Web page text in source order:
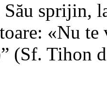
Său sprijin,
«Nu
(Sf. Tihon